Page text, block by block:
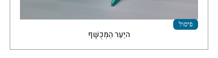
פיסול
היַעַר הַמְּכֻשָּׁף